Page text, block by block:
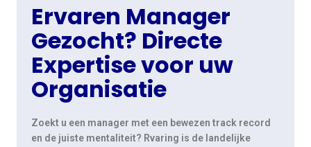
Ervaren Manager
Gezocht? Directe
Expertise voor uw
Organisatie
Zoekt u een manager met een bewezen track record
en de juiste mentaliteit? Rvaring is de landelijke